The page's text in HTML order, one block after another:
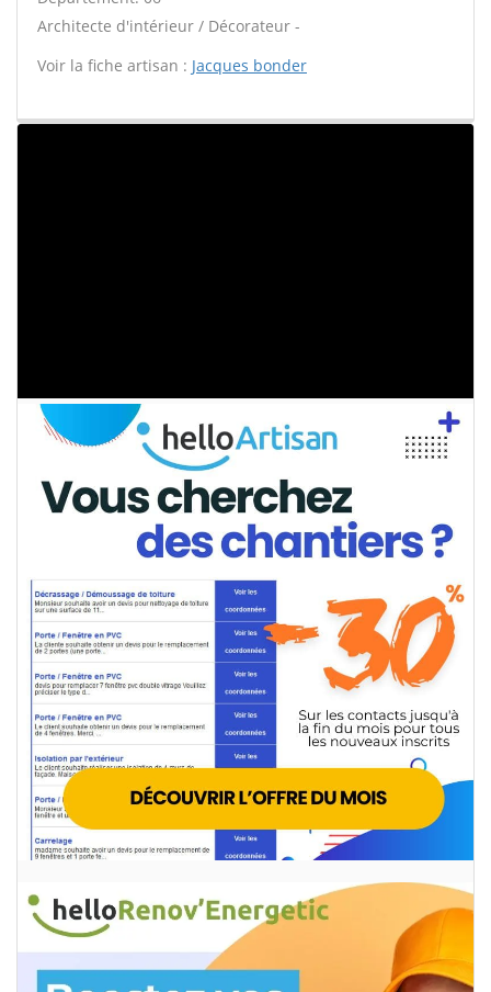
Architecte d'intérieur / Décorateur -
Voir la fiche artisan : Jacques bonder